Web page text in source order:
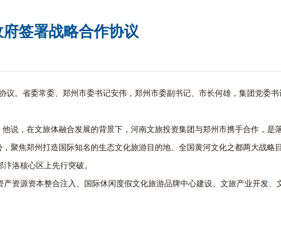
签署战略合作协议
。省委常委、郑州市委书记安伟，郑州市委副书记、市长何雄，集团党委书
，在文旅体融合发展的背景下，河南文旅投资集团与郑州市携手合作，是
聚焦郑州打造国际知名的生态文化旅游目的地、全国黄河文化之都两大战略
洛核心区上先行突破。
资源资本整合注入、国际休闲度假文化旅游品牌中心建设、文旅产业开发、